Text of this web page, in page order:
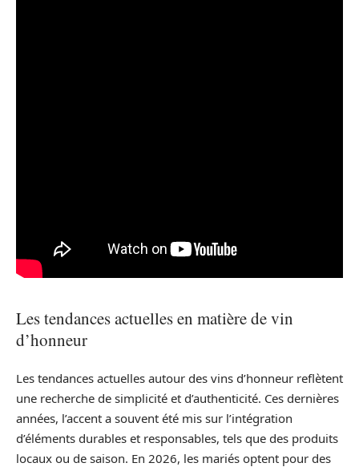
Les tendances actuelles en matière de vin
d’honneur
Les tendances actuelles autour des vins d’honneur reflètent
une recherche de simplicité et d’authenticité. Ces dernières
années, l’accent a souvent été mis sur l’intégration
d’éléments durables et responsables, tels que des produits
locaux ou de saison. En 2026, les mariés optent pour des